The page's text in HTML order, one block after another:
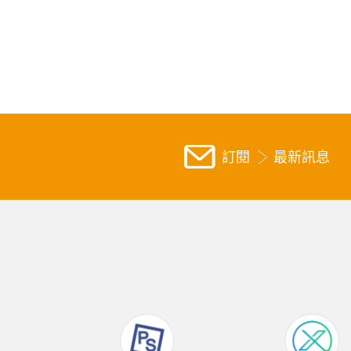
訂閱 最新訊息